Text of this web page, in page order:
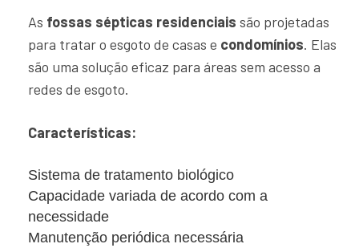
As fossas sépticas residenciais são projetadas
para tratar o esgoto de casas e condomínios. Elas
são uma solução eficaz para áreas sem acesso a
redes de esgoto.
Características:
Sistema de tratamento biológico
Capacidade variada de acordo com a
necessidade
Manutenção periódica necessária